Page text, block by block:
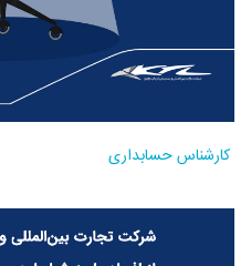
کارشناس حسابداری